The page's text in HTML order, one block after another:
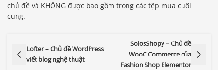
chủ đề và KHÔNG được bao gồm trong các tệp mua cuối
cùng.
Lofter – Chủ đề WordPress
viết blog nghệ thuật
SolosShopy – Chủ đề
WooC Commerce của
Fashion Shop Elementor
Báo giá & Đặt hàng:
0903.976.769